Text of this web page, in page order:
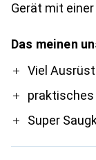
Gerät mit
Das meinen
ProViel
praktisches
Super